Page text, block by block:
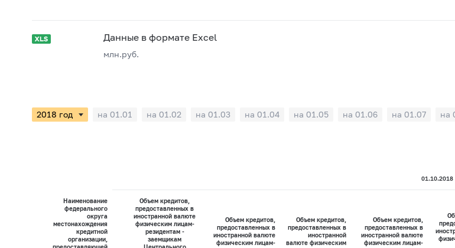
Данные в формате Excel
млн.руб.
на 01.01 на 01.02 на 01.03 на 01.04 на 01.05 на 01.06 на 01.07 на
Наименование
федерального
округа
местонахождения
кредитной
организации,
01.10.2018
Объем кредитов,
предоставленных в
иностранной валюте
физическим лицам-
резидентам -
заемщикам
Объем кредитов,
предоставленных в
иностранной валюте
физическим лицам-
Объем кредитов,
предоставленных в
иностранной
валюте физическим
Объем кредитов,
предоставленных в
иностранной валюте
физическим лицам-